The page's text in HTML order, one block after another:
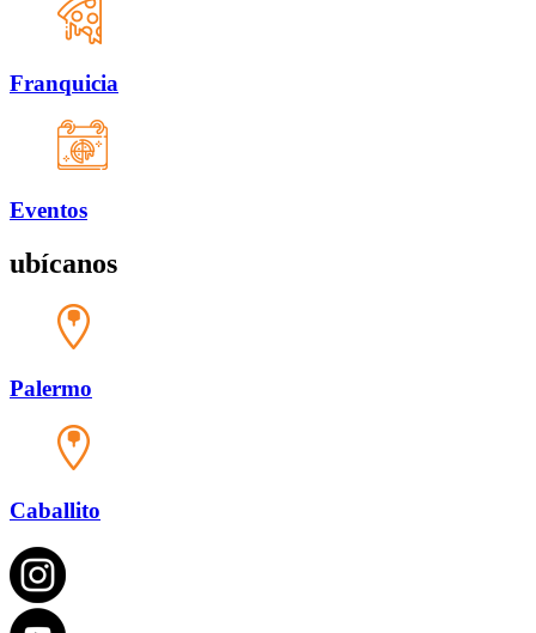
Franquicia
Eventos
ubícanos
Palermo
Caballito